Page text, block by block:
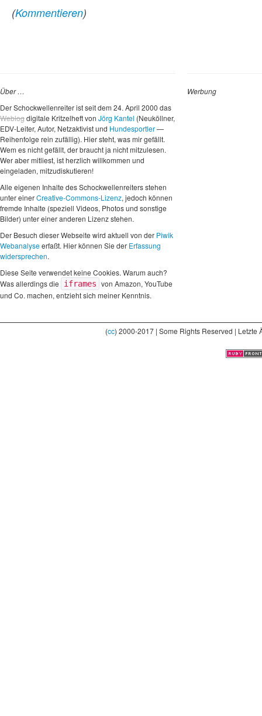
(Kommentieren)
Über …
Der Schockwellenreiter ist seit dem 24. April 2000 das
Weblogdigitale Kritzelheft von Jörg Kantel (Neuköllner,
EDV-Leiter, Autor, Netzaktivist und Hundesportler—
Reihenfolge rein zufällig). Hier steht, was mir gefällt.
Wem es nicht gefällt, der braucht ja nicht mitzulesen.
Wer aber mitliest, ist herzlich willkommen und
eingeladen, mitzudiskutieren!
Alle eigenen Inhalte des Schockwellenreiters stehen
unter einerCreative-Commons-Lizenz, jedoch können
fremde Inhalte (speziell Videos, Photos und sonstige
Bilder) unter einer anderen Lizenz stehen.
Der Besuch dieser Webseite wird aktuell von der Piwik
Webanalyseerfaßt. Hier können Sie der Erfassung
widersprechen.
Diese Seite verwendet keine Cookies. Warum auch?
Was allerdings die
iframes von Amazon, YouTube
und Co. machen, entzieht sich meiner Kenntnis.
Werbung
(cc) 2000-2017 | Some Rights Reserved |